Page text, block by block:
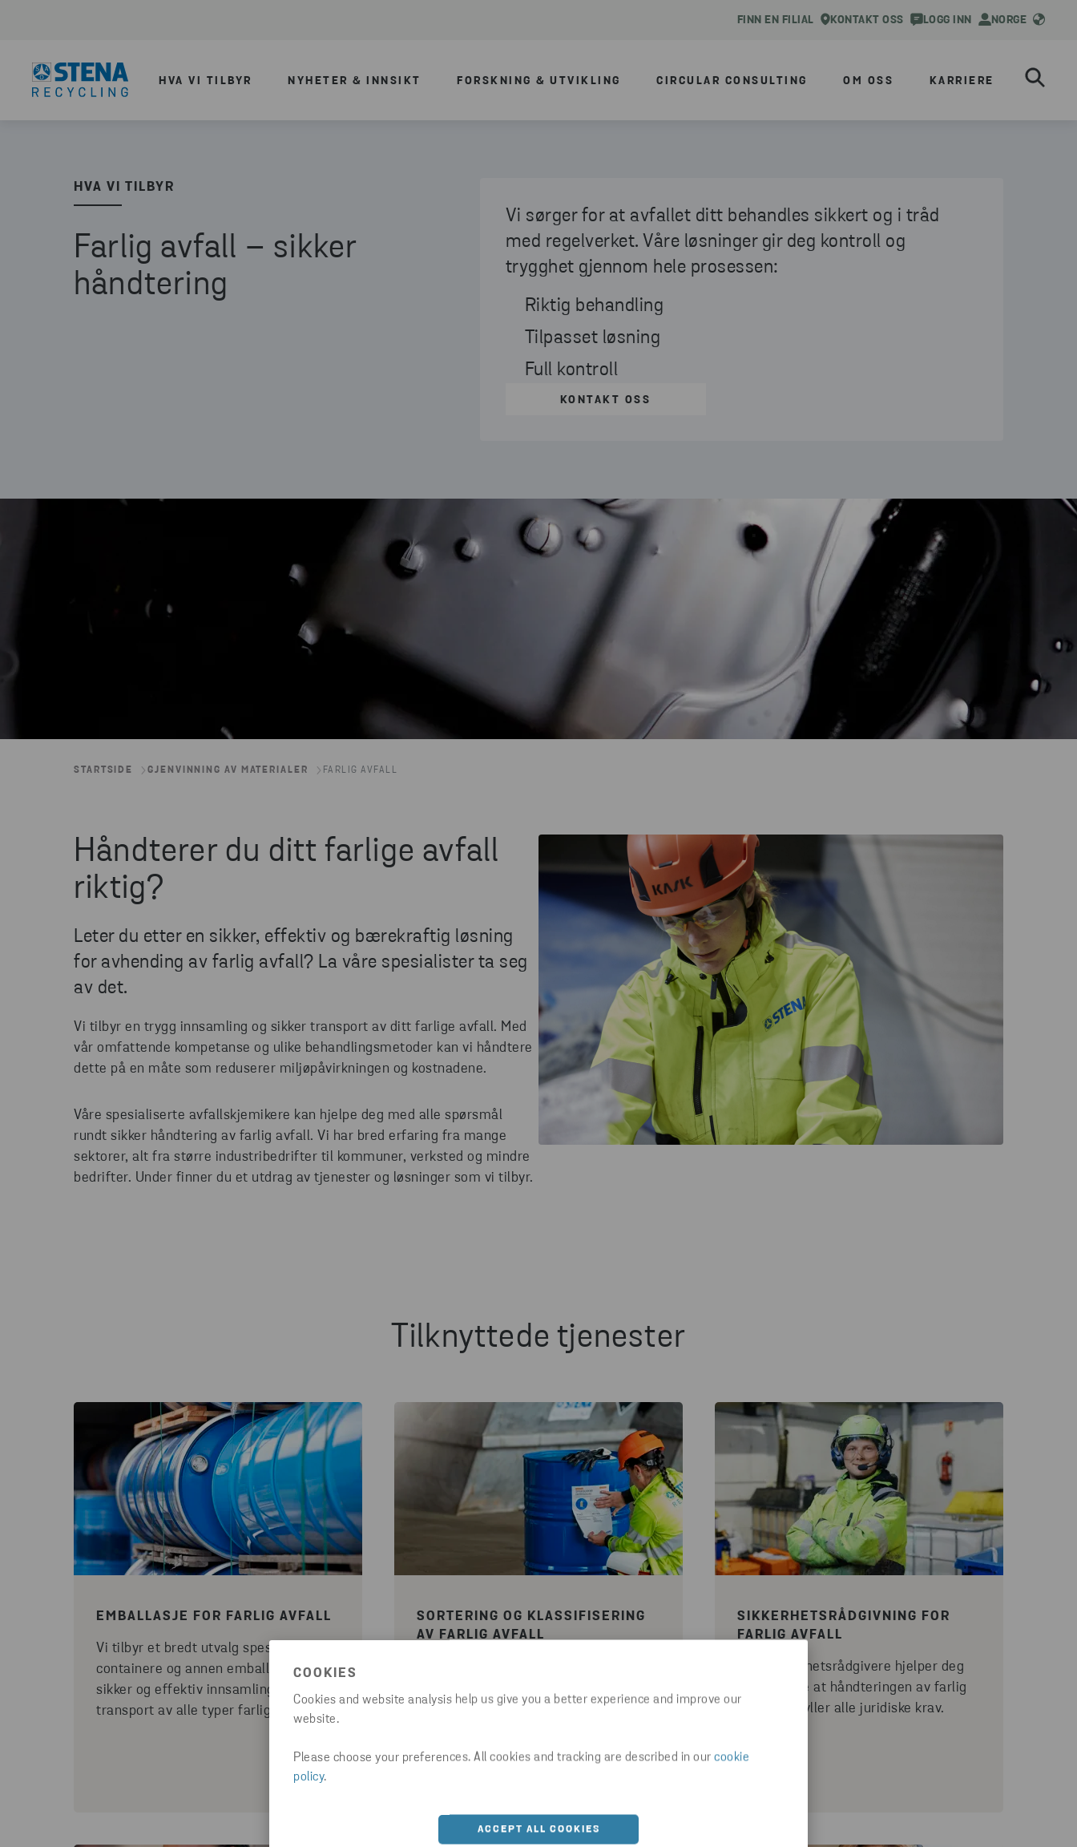
COOKIES
Cookies and website analysis help us give you a better experience and improve our
website.
Please choose your preferences. All cookies and tracking are described in our cookie
policy.
ACCEPT ALL COOKIES
FINN EN FILIAL KONTAKT OSS LOGG INN NORGE
HVA VI TILBYR NYHETER & INNSIKT FORSKNING & UTVIKLING CIRCULAR CONSULTING OM OSS KARRIERE
HVA VI TILBYR
Farlig avfall – sikker
håndtering
Vi sørger for at avfallet ditt behandles sikkert og i tråd
med regelverket. Våre løsninger gir deg kontroll og
trygghet gjennom hele prosessen:
Riktig behandling
Tilpasset løsning
Full kontroll
KONTAKT OSS
STARTSIDE GJENVINNING AV MATERIALER FARLIG AVFALL
Håndterer du ditt farlige avfall
riktig?
Leter du etter en sikker, effektiv og bærekraftig løsning
for avhending av farlig avfall? La våre spesialister ta seg
av det.
Vi tilbyr en trygg innsamling og sikker transport av ditt farlige avfall. Med
vår omfattende kompetanse og ulike behandlingsmetoder kan vi håndtere
dette på en måte som reduserer miljøpåvirkningen og kostnadene.
Våre spesialiserte avfallskjemikere kan hjelpe deg med alle spørsmål
rundt sikker håndtering av farlig avfall. Vi har bred erfaring fra mange
sektorer, alt fra større industribedrifter til kommuner, verksted og mindre
bedrifter. Under finner du et utdrag av tjenester og løsninger som vi tilbyr.
Tilknyttede tjenester
EMBALLASJE FOR FARLIG AVFALL
Vi tilbyr et bredt utvalg spesialbygde
containere og annen emballasje for
sikker og effektiv innsamling og
transport av alle typer farlig avfall.
SORTERING OG KLASSIFISERING
AV FARLIG AVFALL
sortere, klassifisere, pakke, merke og
gjenvinning.
SIKKERHETSRÅDGIVNING FOR
FARLIG AVFALL
Våre sikkerhetsrådgivere hjelper deg
med å sikre at håndteringen av farlig
avfall oppfyller alle juridiske krav.